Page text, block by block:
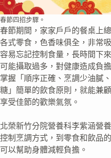
春節四招步驟。
春節期間，家家戶戶的餐桌上
各式零食，色香味俱全，非常
容易忘記控制食量，長時間下
可能攝取過多，對健康造成負
掌握「順序正確、烹調少油膩
糖」簡單的飲食原則，就能兼
享受佳節的歡樂氣氛。
北榮新竹分院營養科李紫涵營
控制烹調方式，到零食和飲品
可以幫助身體減輕負擔。